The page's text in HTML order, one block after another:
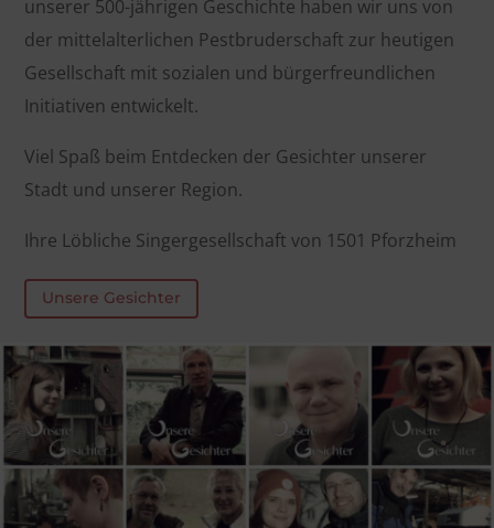
unserer 500-jährigen Ge­schichte haben wir uns von
der mittel­alter­lichen Pest­bruder­schaft zur heut­igen
Ge­sell­schaft mit sozialen und bürger­freundlichen
Initiativen entwickelt.
Viel Spaß beim Ent­decken der Ge­sichter unserer
Stadt und unserer Region.
Ihre Löbliche Singer­gesell­schaft von 1501 Pforzheim
Unsere Gesichter